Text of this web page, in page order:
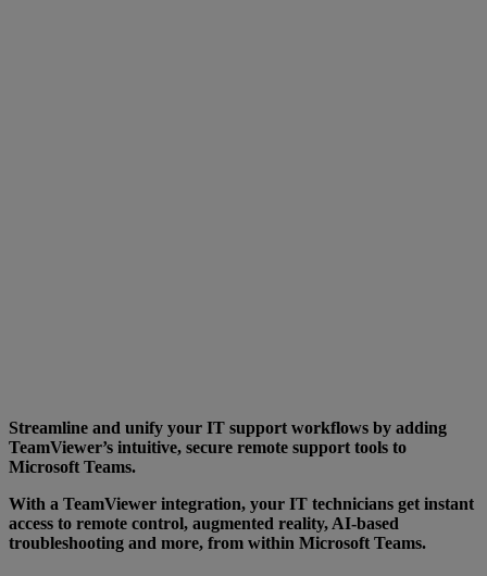
Streamline and unify your IT support workflows by adding
TeamViewer’s intuitive, secure remote support tools to
Microsoft Teams.
With a TeamViewer integration, your IT technicians get instant
access to remote control, augmented reality, AI-based
troubleshooting and more, from within Microsoft Teams.